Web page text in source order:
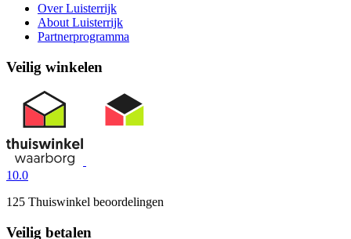
Over Luisterrijk
About Luisterrijk
Partnerprogramma
Veilig winkelen
10.0
125 Thuiswinkel beoordelingen
Veilig betalen